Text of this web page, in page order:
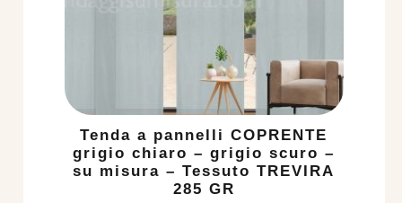
Tenda a pannelli COPRENTE
grigio chiaro – grigio scuro –
su misura – Tessuto TREVIRA
285 GR